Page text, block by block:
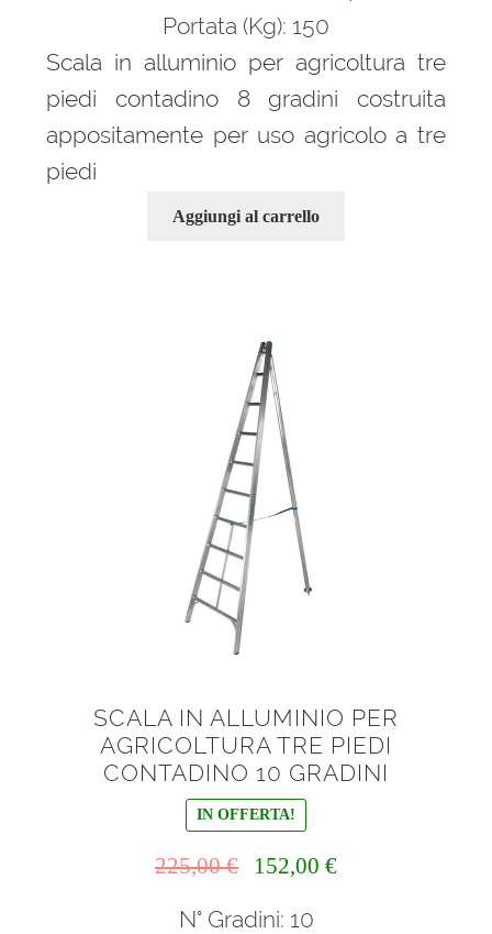
Portata (Kg): 150
Scala in alluminio per agricoltura tre
piedi contadino 8 gradini costruita
appositamente per uso agricolo a tre
piedi
Aggiungi al carrello
SCALA IN ALLUMINIO PER
AGRICOLTURA TRE PIEDI
CONTADINO 10 GRADINI
IN OFFERTA!
225,00€
originale
152,00 €Il
N° Gradini: 10